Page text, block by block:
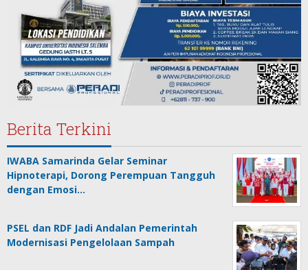
Berita Terkini
IWABA Samarinda Gelar Seminar
Hipnoterapi, Dorong Perempuan Tangguh
dengan Emosi…
PSEL dan RDF Jadi Andalan Pemerintah
Modernisasi Pengelolaan Sampah